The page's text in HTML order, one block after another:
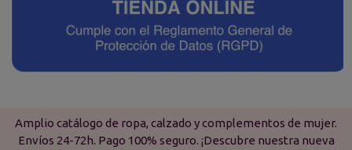
Amplio catálogo de ropa, calzado y complementos de mujer.
Envíos 24-72h. Pago 100% seguro. ¡Descubre nuestra nueva